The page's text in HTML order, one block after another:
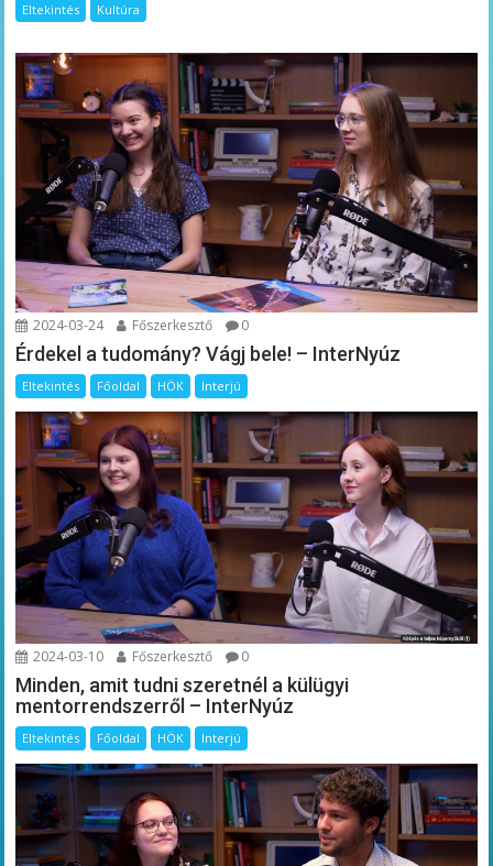
Eltekintés Kultúra
2024-03-24 Főszerkesztő 0
Érdekel a tudomány? Vágj bele! – InterNyúz
Eltekintés Főoldal HÖK Interjú
2024-03-10 Főszerkesztő 0
Minden, amit tudni szeretnél a külügyi
mentorrendszerről – InterNyúz
Eltekintés Főoldal HÖK Interjú